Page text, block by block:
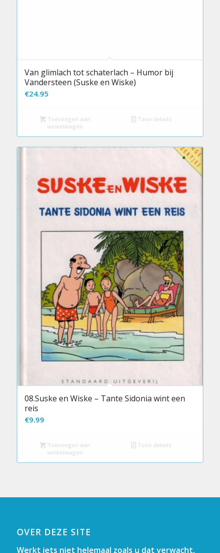
Van glimlach tot schaterlach – Humor bij
Vandersteen (Suske en Wiske)
€24.95
Toevoegen aan
winkelwagen
Toon details
08.Suske en Wiske – Tante Sidonia wint een
reis
€9.99
Toevoegen aan
winkelwagen
Toon details
OVER DEZE SITE
Werkt iets niet helemaal zoals u dat verwacht,